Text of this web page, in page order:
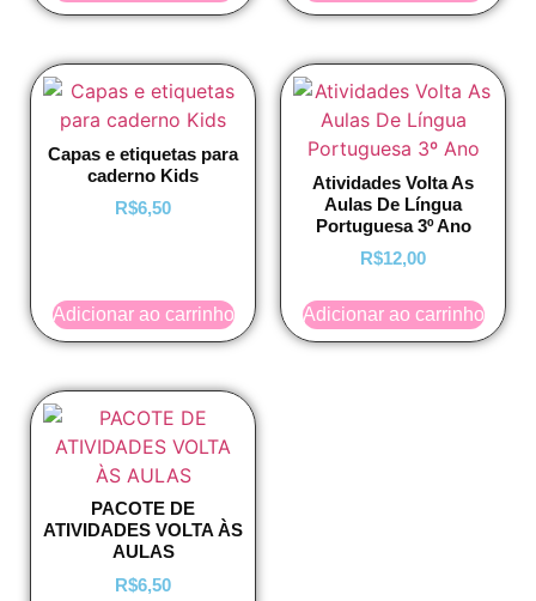
Capas e etiquetas para
caderno Kids
R$6,50
Adicionar ao carrinho
Atividades Volta As
Aulas De Língua
Portuguesa 3º Ano
R$12,00
Adicionar ao carrinho
PACOTE DE
ATIVIDADES VOLTA ÀS
AULAS
R$6,50